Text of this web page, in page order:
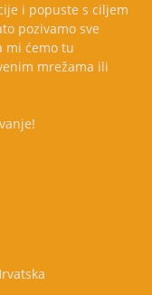
i popuste s ciljem
pozivamo sve
mi ćemo tu
mrežama ili